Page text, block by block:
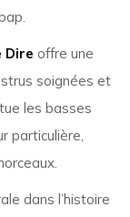
Dire offre une
soignées et
les basses
particulière,
dans l’histoire